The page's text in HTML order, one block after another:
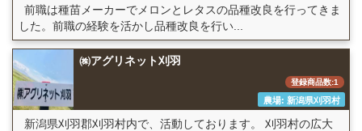
前職は種苗メーカーでメロンとレタスの品種改良を行ってきま
した。前職の経験を活かし品種改良を行い...
㈱アグリネット刈羽
登録商品数:1
農場: 新潟県刈羽村
新潟県刈羽郡刈羽村内で、活動しております。 刈羽村の広大